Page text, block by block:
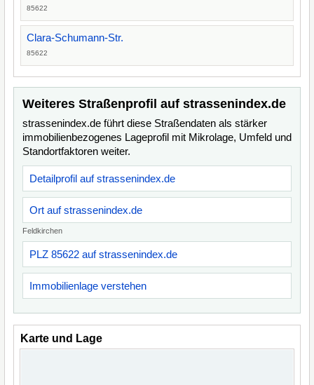
85622
Clara-Schumann-Str.
85622
Weiteres Straßenprofil auf strassenindex.de
strassenindex.de führt diese Straßendaten als stärker
immobilienbezogenes Lageprofil mit Mikrolage, Umfeld und
Standortfaktoren weiter.
Detailprofil auf strassenindex.de
Ort auf strassenindex.de
Feldkirchen
PLZ 85622 auf strassenindex.de
Immobilienlage verstehen
Karte und Lage